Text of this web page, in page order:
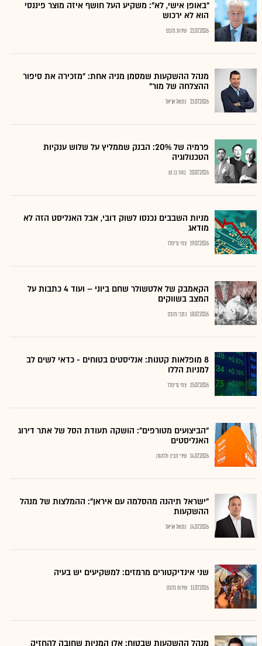
"באופן אישי, לא": משקיע העל חושף איזה מוצר פיננסי
הוא לא ירכוש
21.07.2026 שירות גלובס
מנהל ההשקעות שמסמן מניה אחת: "מזכירה את סיפור
ההצלחה של מור"
21.07.2026 נתנאל אריאל
פרמיה של 20%: הבנק שממליץ על שלוש ענקיות
הטכנולוגיה
20.07.2026 בועז בן נון
מניות השבבים נכנסו לשוק דובי, אבל האנליסט הזה לא
מודאג
19.07.2026 צחי גרינולד
הקאמבק של אלטשולר שחם ביוני – ועוד 4 כתבות על
המצב בשווקים
18.07.2026 כתבי גלובס
8 מופלאות קטנות: אנליסטים בטוחים - כדאי לשים לב
למניות הללו
15.07.2026 צחי גרינולד
"הביצועים מטורפים": הושקה תעודת הסל של אתר דירוג
האנליסטים
14.07.2026 שירי חביב-ולדהורן
"ישראל תיהנה מהסלמה עם איראן": ההמלצות של מנהל
ההשקעות
14.07.2026 נתנאל אריאל
שני אינדיקטורים מרמזים: למשקיעים יש בעיה
11.07.2026 שירות גלובס
מנהל ההשקעות שבטוח: אלו המניות שחובה להחזיק